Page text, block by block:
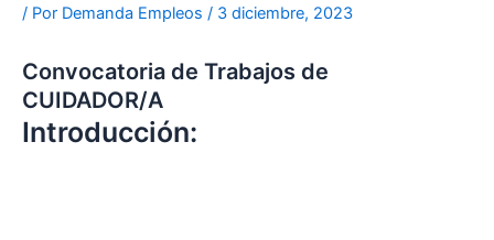
/ Por Demanda Empleos / 3 diciembre, 2023
Convocatoria de Trabajos de
CUIDADOR/A
Introducción: